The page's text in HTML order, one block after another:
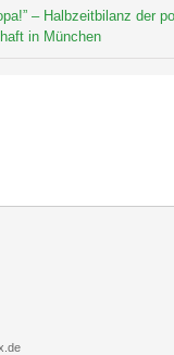
– Halbzeitbilanz der
in München